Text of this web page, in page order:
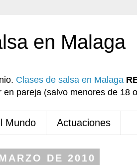
en Malaga
Clases de salsa en Malaga
en pareja (salvo menores de 18
Mundo Actuaciones
DE 2010